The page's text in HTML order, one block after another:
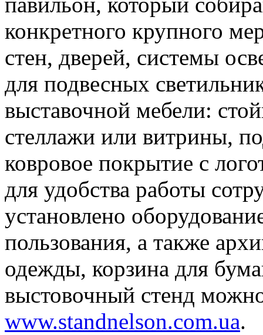
конкретного крупного
стен, дверей, системы
для подвесных
выставочной мебели:
стеллажи или витрины,
ковровое покрытие с
для удобства работы
установлено
пользования, а также
одежды, корзина для
выстовочный стенд
www.standnelson.com.ua.